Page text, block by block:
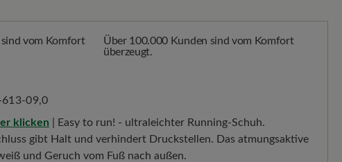
Über 100.000 Kunden sind vom Komfort
überzeugt.
613-09,0
klicken | Easy to run! - ultraleichter Running-Schuh.
gibt Halt und verhindert Druckstellen. Das atmungsaktive
und Geruch vom Fuß nach außen.